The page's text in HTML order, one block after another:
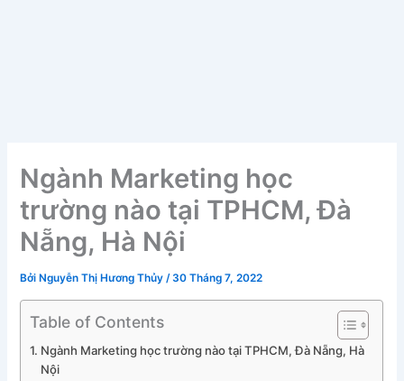
Ngành Marketing học
trường nào tại TPHCM, Đà
Nẵng, Hà Nội
Bởi Nguyễn Thị Hương Thủy/30 Tháng 7, 2022
Table of Contents
Ngành Marketing học trường nào tại TPHCM, Đà Nẵng, Hà
Nội